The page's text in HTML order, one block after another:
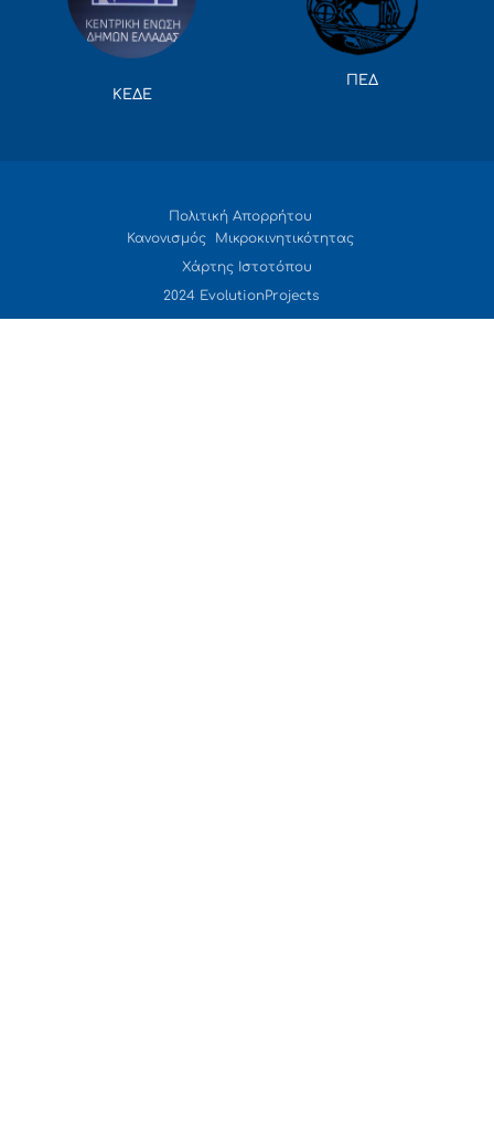
ΚΕΔΕ
ΠΕΔ
Πολιτική Απορρήτου
Κανονισμός Μικροκινητικότητας
Χάρτης Ιστοτόπου
2024 EvolutionProjects